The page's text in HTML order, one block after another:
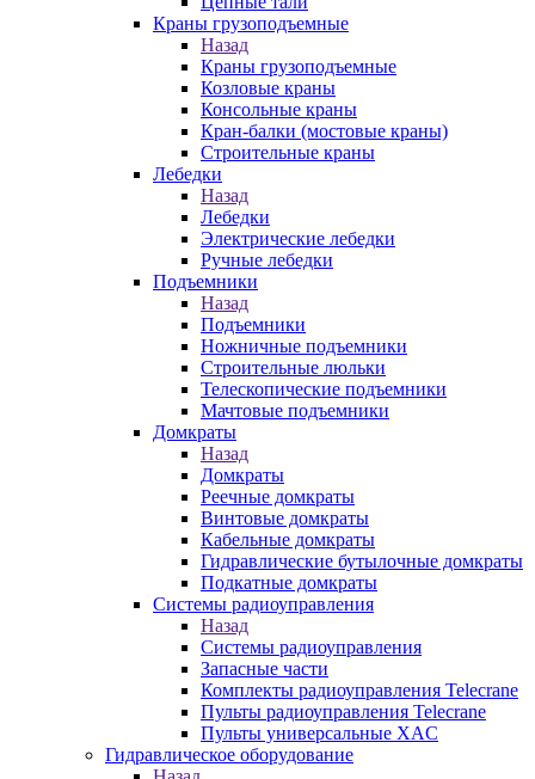
Краны грузоподъемные
Назад
Краны грузоподъемные
Козловые краны
Консольные краны
Кран-балки (мостовые краны)
Строительные краны
Лебедки
Назад
Лебедки
Электрические лебедки
Ручные лебедки
Подъемники
Назад
Подъемники
Ножничные подъемники
Строительные люльки
Телескопические подъемники
Мачтовые подъемники
Домкраты
Назад
Домкраты
Реечные домкраты
Винтовые домкраты
Кабельные домкраты
Гидравлические бутылочные домкраты
Подкатные домкраты
Системы радиоуправления
Назад
Системы радиоуправления
Запасные части
Комплекты радиоуправления Telecrane
Пульты радиоуправления Telecrane
Пульты универсальные XAC
Гидравлическое оборудование